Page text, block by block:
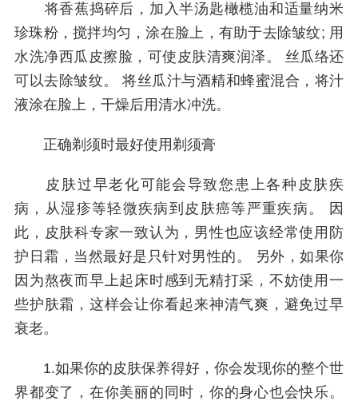
将香蕉捣碎后，加入半汤匙橄榄油和适量纳米
珍珠粉，搅拌均匀，涂在脸上，有助于去除皱纹; 用
水洗净西瓜皮擦脸，可使皮肤清爽润泽。 丝瓜络还
可以去除皱纹。 将丝瓜汁与酒精和蜂蜜混合，将汁
液涂在脸上，干燥后用清水冲洗。
正确剃须时最好使用剃须膏
皮肤过早老化可能会导致您患上各种皮肤疾
病，从湿疹等轻微疾病到皮肤癌等严重疾病。 因
此，皮肤科专家一致认为，男性也应该经常使用防
护日霜，当然最好是只针对男性的。 另外，如果你
因为熬夜而早上起床时感到无精打采，不妨使用一
些护肤霜，这样会让你看起来神清气爽，避免过早
衰老。
1.如果你的皮肤保养得好，你会发现你的整个世
界都变了，在你美丽的同时，你的身心也会快乐。